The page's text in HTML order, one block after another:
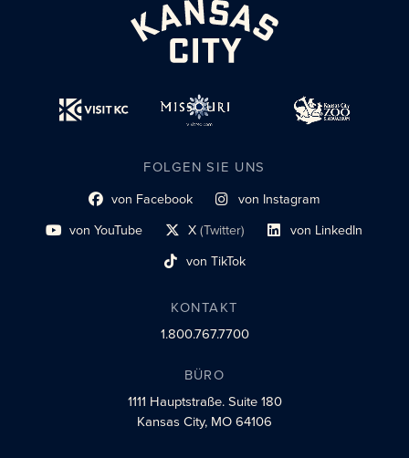
FOLGEN SIE UNS
Link zum sozialen Profil
von Facebook Link zum sozialen Profil
von Instagram
Link zum sozialen Profil
von YouTube X(Twitter)
Social-Profil-Link Link zum sozialen Profil
von LinkedIn
Link zum sozialen Profil
von TikTok
KONTAKT
1.800.767.7700
BÜRO
1111 Hauptstraße.Suite 180
Kansas City, MO 64106